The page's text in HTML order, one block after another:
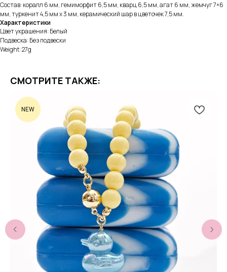
Состав: коралл 6 мм, гемиморфит 6,5 мм, кварц 6,5 мм, агат 6 мм, жемчуг 7×6
мм, туркенит 4,5 мм х 3 мм, керамический шар в цветочек 7,5 мм.
Характеристики
Цвет украшения: Белый
Подвеска: Без подвески
Weight: 27g
СМОТРИТЕ ТАКЖЕ:
NEW